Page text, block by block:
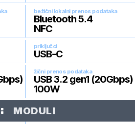
bežični lokalni prenos podataka
Bluetooth 5.4
NFC
priključci
USB-C
žični prenos podataka
USB 3.2 gen1 (20Gbps)
100W
MODULI